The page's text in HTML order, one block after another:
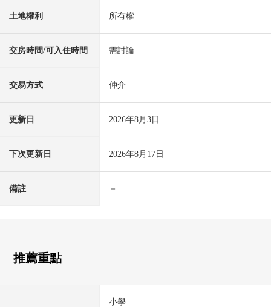
土地權利 所有權
交房時間/可入住時間 需討論
交易方式 仲介
更新日 2026年8月3日
下次更新日 2026年8月17日
備註 －
推薦重點
小學